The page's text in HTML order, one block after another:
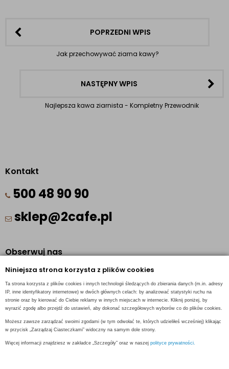
Niniejsza strona korzysta z plików cookies
Ta strona korzysta z plików cookies i innych technologii śledzących do zbierania danych (m.in. adresy
IP, inne identyfikatory internetowe) w dwóch głównych celach: by analizować statystyki ruchu na
stronie oraz by kierować do Ciebie reklamy w innych miejscach w internecie. Kliknij poniżej, by
wyrazić zgodę albo przejdź do ustawień, aby dokonać szczegółowych wyborów co do plików cookies.
Możesz zawsze zarządzać swoimi zgodami (w tym odwołać te, których udzieliłeś wcześniej) klikając
w przycisk „Zarządzaj Ciasteczkami” widoczny na samym dole strony.
Więcej informacji znajdziesz w zakładce „Szczegóły” oraz w naszej polityce prywatności.
POPRZEDNI WPIS
Jak przechowywać ziarna kawy?
NASTĘPNY WPIS
Najlepsza kawa ziarnista - Kompletny Przewodnik
Kontakt
500 48 90 90
sklep@2cafe.pl
Obserwuj nas
Facebook
Pinterest
Instagram